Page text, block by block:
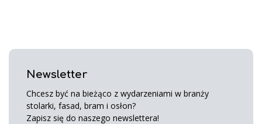
Newsletter
Chcesz być na bieżąco z wydarzeniami w branży
stolarki, fasad, bram i osłon?
Zapisz się do naszego newslettera!